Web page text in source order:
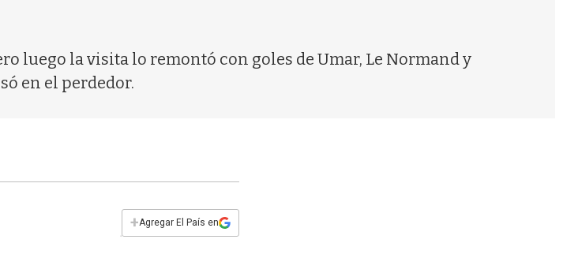
luego la visita lo remontó con goles de Umar, Le Normand y
en el perdedor.
+Agregar El País en